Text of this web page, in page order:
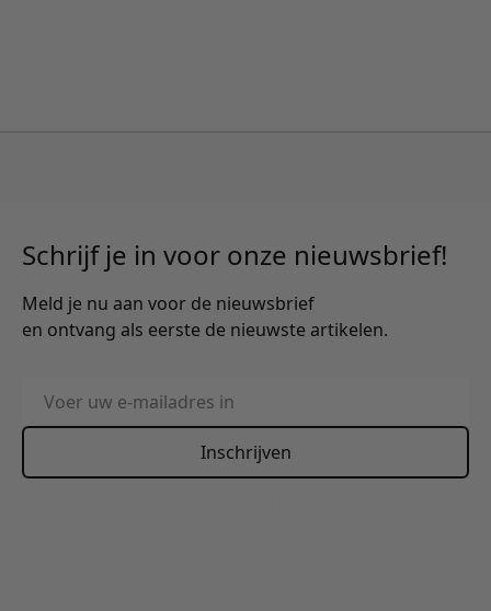
Schrijf je in voor onze nieuwsbrief!
Meld je nu aan voor de nieuwsbrief
en ontvang als eerste de nieuwste artikelen.
E-mailadres
Inschrijven